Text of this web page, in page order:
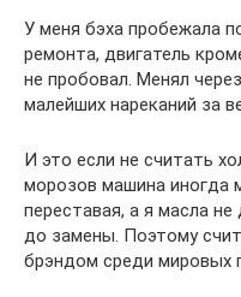
У меня бэха пробежала
ремонта, двигатель
не пробовал. Менял
малейших нареканий за
И это если не считать
морозов машина иногда
переставая, а я масла
до замены. Поэтому
брэндом среди мировых